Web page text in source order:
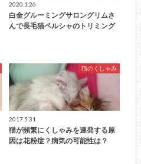
2020.1.26
白金グルーミングサロングリムさ
んで長毛猫ペルシャのトリミング
猫のくしゃみ
2017.5.31
猫が頻繁にくしゃみを連発する原
因は花粉症？病気の可能性は？